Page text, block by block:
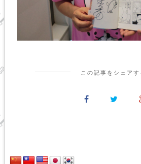
この記事をシェアす